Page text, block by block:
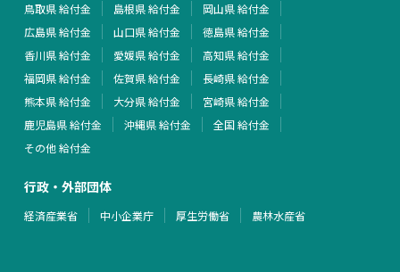
鳥取県 給付金
島根県 給付金
岡山県 給付金
広島県 給付金
山口県 給付金
徳島県 給付金
香川県 給付金
愛媛県 給付金
高知県 給付金
福岡県 給付金
佐賀県 給付金
長崎県 給付金
熊本県 給付金
大分県 給付金
宮崎県 給付金
鹿児島県 給付金
沖縄県 給付金
全国 給付金
その他 給付金
行政・外部団体
経済産業省 中小企業庁 厚生労働省 農林水産省